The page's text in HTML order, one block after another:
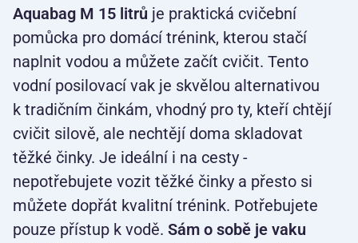
Aquabag M 15 litrů je praktická cvičební
pomůcka pro domácí trénink, kterou stačí
naplnit vodou a můžete začít cvičit. Tento
vodní posilovací vak je skvělou alternativou
k tradičním činkám, vhodný pro ty, kteří chtějí
cvičit silově, ale nechtějí doma skladovat
těžké činky. Je ideální i na cesty -
nepotřebujete vozit těžké činky a přesto si
můžete dopřát kvalitní trénink. Potřebujete
pouze přístup k vodě. Sám o sobě je vaku